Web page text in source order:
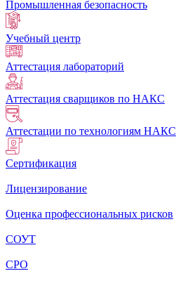
Промышленная безопасность
Учебный центр
Аттестация лабораторий
Аттестация сварщиков по НАКС
Аттестации по технологиям НАКС
Сертификация
Лицензирование
Оценка профессиональных рисков
СОУТ
СРО